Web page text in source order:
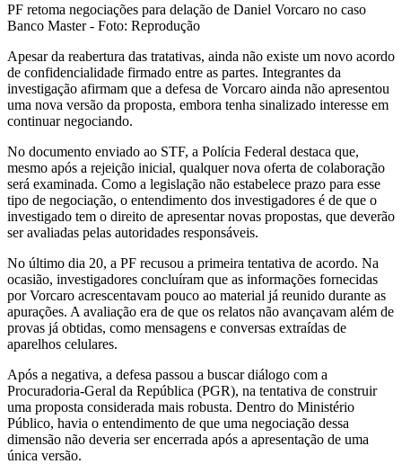
PF retoma negociações para delação de Daniel Vorcaro no caso
Banco Master - Foto: Reprodução
Apesar da reabertura das tratativas, ainda não existe um novo acordo
de confidencialidade firmado entre as partes. Integrantes da
investigação afirmam que a defesa de Vorcaro ainda não apresentou
uma nova versão da proposta, embora tenha sinalizado interesse em
continuar negociando.
No documento enviado ao STF, a Polícia Federal destaca que,
mesmo após a rejeição inicial, qualquer nova oferta de colaboração
será examinada. Como a legislação não estabelece prazo para esse
tipo de negociação, o entendimento dos investigadores é de que o
investigado tem o direito de apresentar novas propostas, que deverão
ser avaliadas pelas autoridades responsáveis.
No último dia 20, a PF recusou a primeira tentativa de acordo. Na
ocasião, investigadores concluíram que as informações fornecidas
por Vorcaro acrescentavam pouco ao material já reunido durante as
apurações. A avaliação era de que os relatos não avançavam além de
provas já obtidas, como mensagens e conversas extraídas de
aparelhos celulares.
Após a negativa, a defesa passou a buscar diálogo com a
Procuradoria-Geral da República (PGR), na tentativa de construir
uma proposta considerada mais robusta. Dentro do Ministério
Público, havia o entendimento de que uma negociação dessa
dimensão não deveria ser encerrada após a apresentação de uma
única versão.